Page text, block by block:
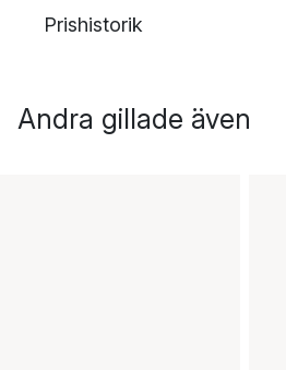
Prishistorik
Andra gillade även